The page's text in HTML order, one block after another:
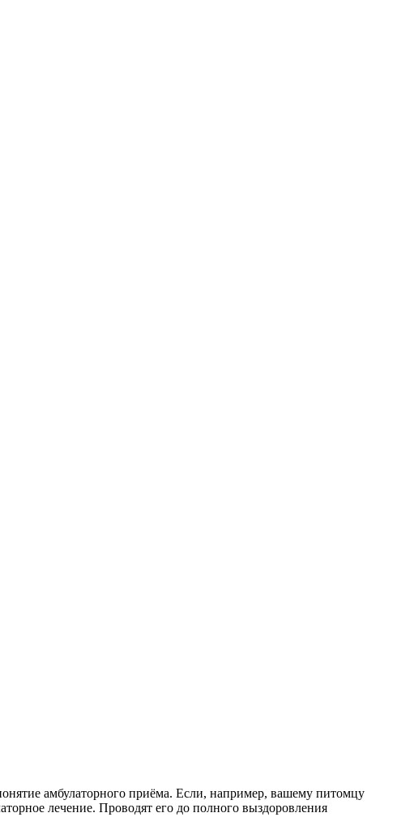
амбулаторного приёма. Если, например, вашему питомцу
лечение. Проводят его до полного выздоровления